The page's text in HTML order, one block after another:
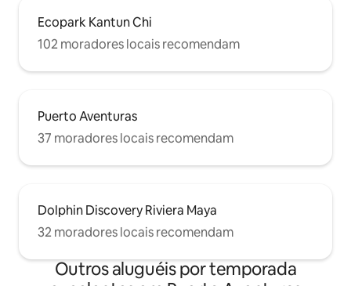
Ecopark Kantun Chi
102 moradores locais recomendam
Puerto Aventuras
37 moradores locais recomendam
Dolphin Discovery Riviera Maya
32 moradores locais recomendam
Outros aluguéis por temporada